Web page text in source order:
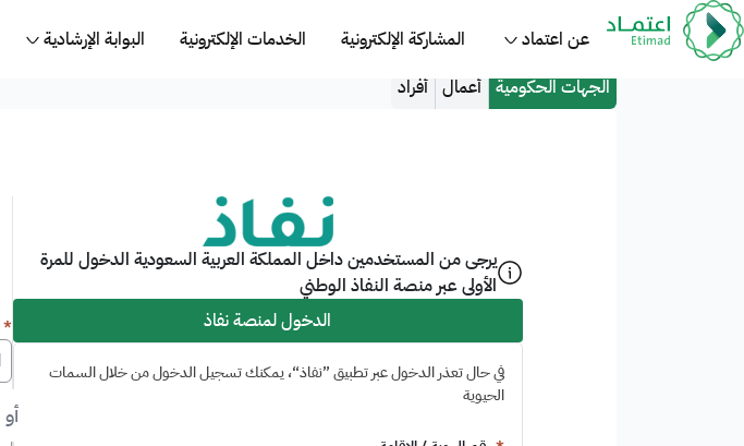
عن اعتماد المشاركة الإلكترونية الخدمات الإلكترونية البوابة الإرشادية مرحبا بك في منصة اعتماد ..
الجهات الحكومية أعمال أفراد
يرجى من المستخدمين داخل المملكة العربية السعودية الدخول للمرة
الأولى عبر منصة النفاذ الوطني
الدخول لمنصة نفاذ
في حال تعذر الدخول عبر تطبيق ”نفاذ“، يمكنك تسجيل الدخول من خلال السمات
الحيوية
أو
*